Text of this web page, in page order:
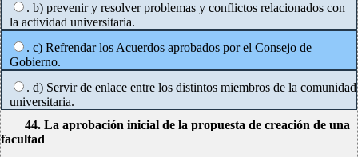
. b) prevenir y resolver problemas y conflictos relacionados con
la actividad universitaria.
. c) Refrendar los Acuerdos aprobados por el Consejo de
Gobierno.
. d) Servir de enlace entre los distintos miembros de la comunidad
universitaria.
44. La aprobación inicial de la propuesta de creación de una
facultad